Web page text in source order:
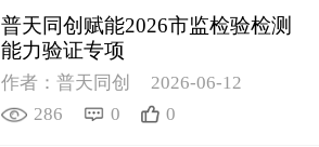
普天同创赋能2026市监检验检测
能力验证专项
作者：普天同创
2026-06-12
286
0 0